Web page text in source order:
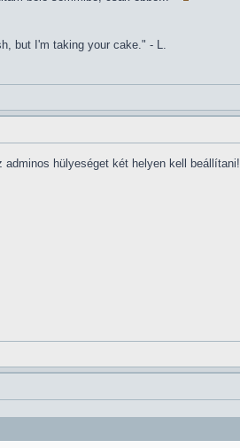
but I'm taking your cake." - L.
hülyeséget két helyen kell beállítani!